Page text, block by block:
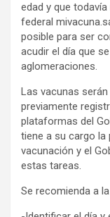
edad y que
federal
posible para ser
acudir el día que
aglomeraciones.
Las vacunas
previamente
plataformas del
tiene a su cargo
vacunación y el
estas tareas.
Se recomienda a